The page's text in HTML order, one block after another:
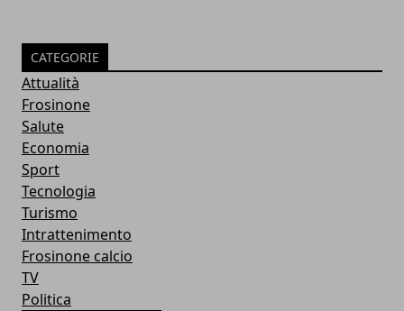
CATEGORIE
Attualità
Frosinone
Salute
Economia
Sport
Tecnologia
Turismo
Intrattenimento
Frosinone calcio
TV
Politica